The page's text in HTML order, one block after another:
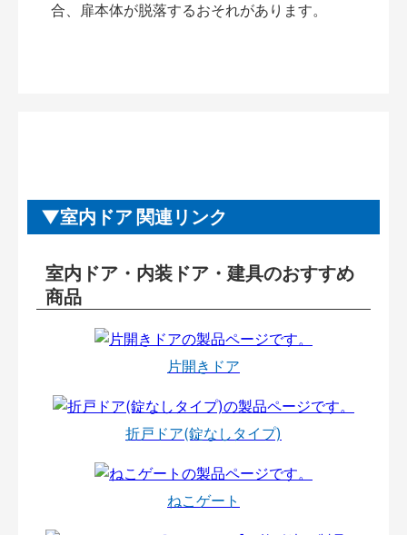
合、扉本体が脱落するおそれがあります。
室内ドア 関連リンク
室内ドア・内装ドア・建具のおすすめ
商品
片開きドア
折戸ドア(錠なしタイプ)
ねこゲート